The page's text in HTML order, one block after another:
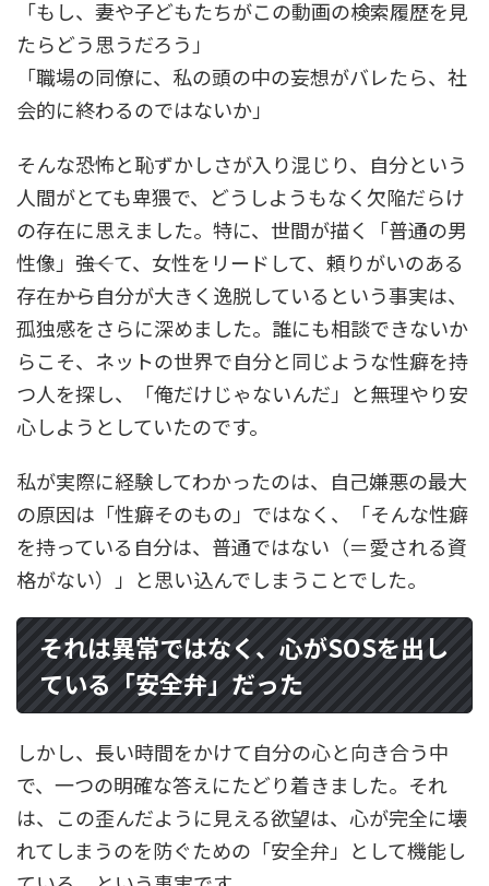
「もし、妻や子どもたちがこの動画の検索履歴を見
たらどう思うだろう」
「職場の同僚に、私の頭の中の妄想がバレたら、社
会的に終わるのではないか」
そんな恐怖と恥ずかしさが入り混じり、自分という
人間がとても卑猥で、どうしようもなく欠陥だらけ
の存在に思えました。特に、世間が描く「普通の男
性像」――強くて、女性をリードして、頼りがいのある
存在――から自分が大きく逸脱しているという事実は、
孤独感をさらに深めました。誰にも相談できないか
らこそ、ネットの世界で自分と同じような性癖を持
つ人を探し、「俺だけじゃないんだ」と無理やり安
心しようとしていたのです。
私が実際に経験してわかったのは、自己嫌悪の最大
の原因は「性癖そのもの」ではなく、「そんな性癖
を持っている自分は、普通ではない（＝愛される資
格がない）」と思い込んでしまうことでした。
それは異常ではなく、心がSOSを出し
ている「安全弁」だった
しかし、長い時間をかけて自分の心と向き合う中
で、一つの明確な答えにたどり着きました。それ
は、この歪んだように見える欲望は、心が完全に壊
れてしまうのを防ぐための「安全弁」として機能し